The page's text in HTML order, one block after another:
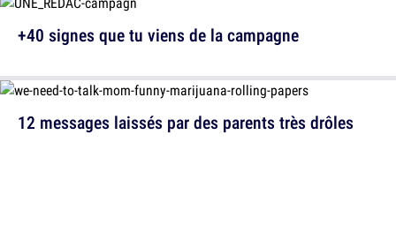
12 messages laissés par des parents très drôles
+40 signes que tu viens de la campagne